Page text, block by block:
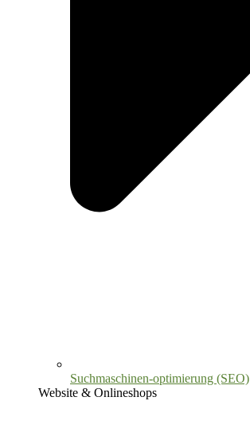
Suchmaschinen-optimierung (SEO)
Website & Onlineshops